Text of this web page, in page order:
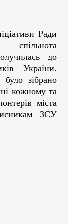
Ради
спільнота
до
України.
було зібрано
кожному та
міста
ЗСУ